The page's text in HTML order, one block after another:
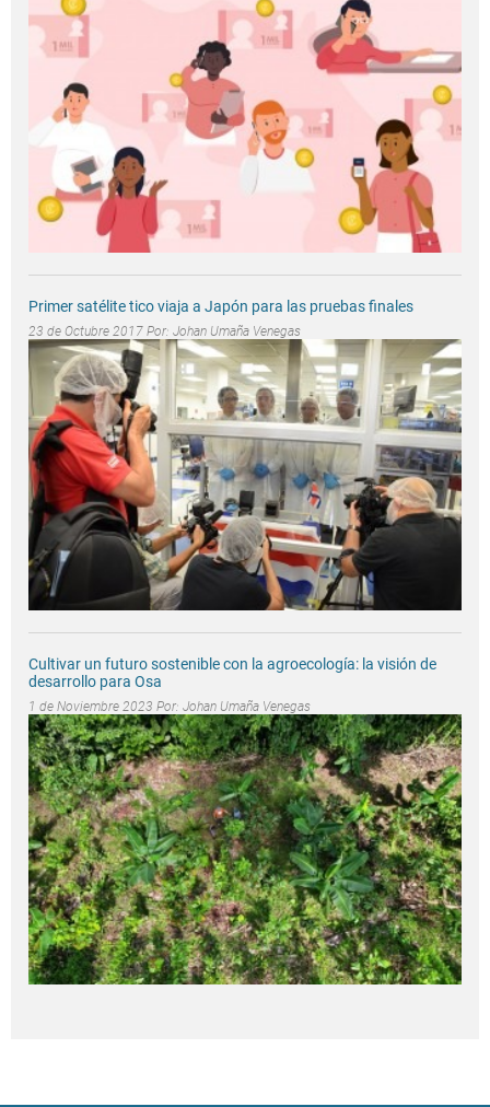
Primer satélite tico viaja a Japón para las pruebas finales
23 de Octubre 2017 Por: Johan Umaña Venegas
Cultivar un futuro sostenible con la agroecología: la visión de
desarrollo para Osa
1 de Noviembre 2023 Por: Johan Umaña Venegas